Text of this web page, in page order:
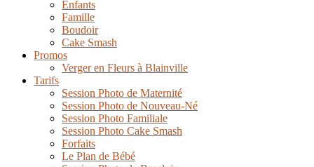
Enfants
Famille
Boudoir
Cake Smash
Promos
Verger en Fleurs à Blainville
Tarifs
Session Photo de Maternité
Session Photo de Nouveau-Né
Session Photo Familiale
Session Photo Cake Smash
Forfaits
Le Plan de Bébé